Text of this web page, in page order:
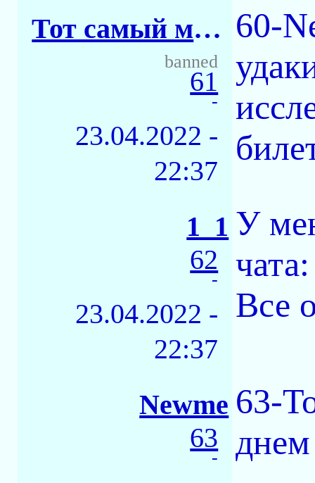
Тот самый майор
banned
61
-
23.04.2022 -
22:37
60-
1_1
62
-
23.04.2022 -
22:37
У
Все
Newme
63
-
63-
днем